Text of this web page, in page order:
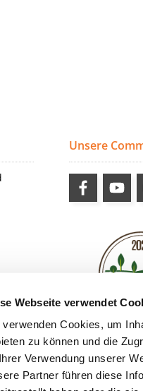
Webseite verwendet
verwenden Cookies, um
zu können und die
Verwendung unserer
Partner führen diese
Unsere